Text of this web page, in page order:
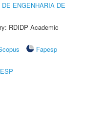
ENGENHARIA DE
RDIDP Academic
Fapesp